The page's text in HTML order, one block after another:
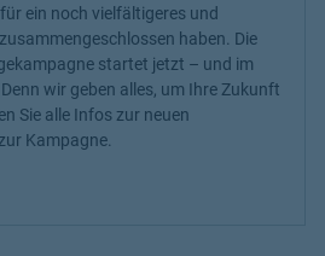
ein noch vielfältigeres und
haben. Die
startet jetzt – und im
wir geben alles, um Ihre Zukunft
Sie alle Infos zur neuen
Kampagne.
in New Tab